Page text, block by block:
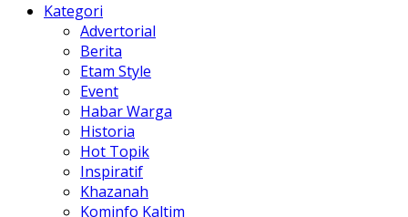
Kategori
Advertorial
Berita
Etam Style
Event
Habar Warga
Historia
Hot Topik
Inspiratif
Khazanah
Kominfo Kaltim